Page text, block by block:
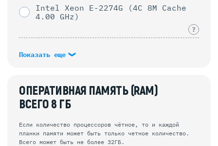
Intel Xeon E-2274G (4C 8M Cache
4.00 GHz)
?
Показать еще
ОПЕРАТИВНАЯ ПАМЯТЬ (RAM)
ВСЕГО8 ГБ
Если количество процессоров чётное, то и каждой
планки памяти может быть только четное количество.
Всего может быть не более 32ГБ.